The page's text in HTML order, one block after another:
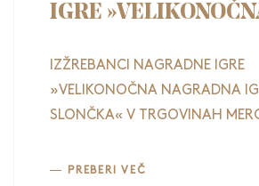
IGRE
SLONČKA« V
MERCATOR
IZŽREBANCI NAGRADNE IGRE
»VELIKONOČNA NAGRADNA
SLONČKA« V TRGOVINAH
PREBERI VEČ